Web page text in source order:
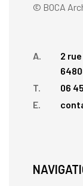
© BOCA
A.
2
T.
06
E.